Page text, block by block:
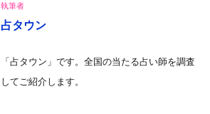
執筆者
占タウン
「占タウン」です。全国の当たる占い師を調査
してご紹介します。